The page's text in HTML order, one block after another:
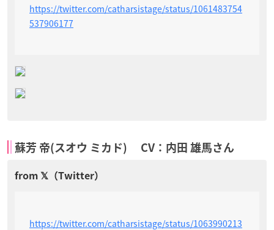
https://twitter.com/catharsistage/status/1061483754
537906177
蘇芳 帝(スオウ ミカド) CV：内田 雄馬さん
https://twitter.com/catharsistage/status/1063990213